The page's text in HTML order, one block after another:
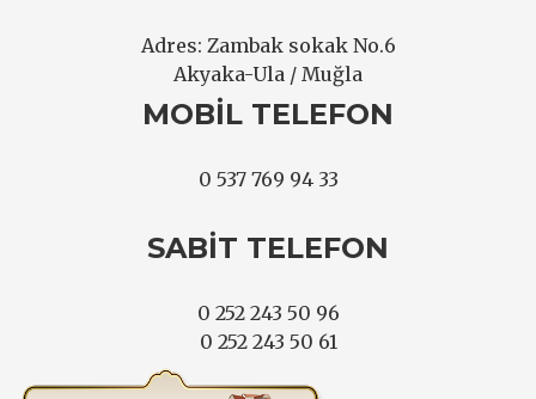
Adres: Zambak sokak No.6
Akyaka-Ula / Muğla
MOBIL TELEFON
0 537 769 94 33
SABIT TELEFON
0 252 243 50 96
0 252 243 50 61